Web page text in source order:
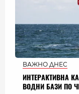
ВАЖНО ДНЕС
ИНТЕРАКТИВНА
ВОДНИ БАЗИ ПО